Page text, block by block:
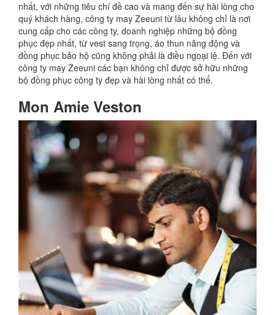
nhất, với những tiêu chí đề cao và mang đến sự hài lòng cho
quý khách hàng, công ty may Zeeuni từ lâu không chỉ là nơi
cung cấp cho các công ty, doanh nghiệp những bộ đồng
phục đẹp nhất, từ vest sang trọng, áo thun năng động và
đồng phục bảo hộ cũng không phải là điều ngoại lệ. Đến với
công ty may Zeeuni các bạn không chỉ được sở hữu những
bộ đồng phục công ty đẹp và hài lòng nhất có thể.
Mon Amie Veston